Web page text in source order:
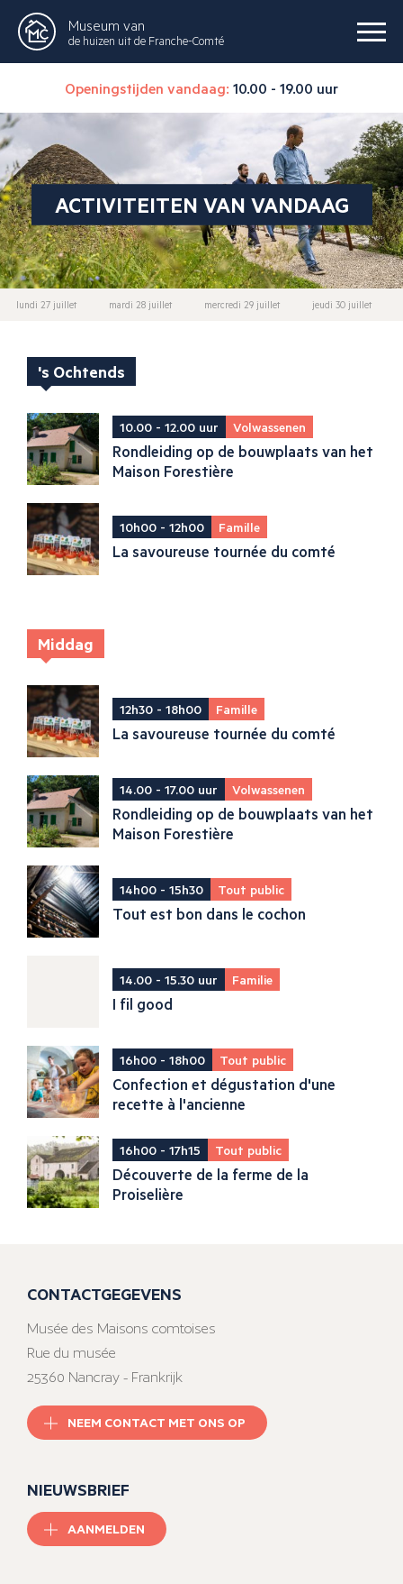
Museum van
de huizen uit de Franche-Comté
Openingstijden vandaag: 10.00 - 19.00 uur
ACTIVITEITEN VAN VANDAAG
lundi 27 juillet mardi 28 juillet mercredi 29 juillet jeudi 30 juillet
's Ochtends
10.00 - 12.00 uur Volwassenen
Rondleiding op de bouwplaats van het
Maison Forestière
10h00 - 12h00 Famille
La savoureuse tournée du comté
Middag
12h30 - 18h00 Famille
La savoureuse tournée du comté
14.00 - 17.00 uur Volwassenen
Rondleiding op de bouwplaats van het
Maison Forestière
14h00 - 15h30 Tout public
Tout est bon dans le cochon
14.00 - 15.30 uur Familie
I fil good
16h00 - 18h00 Tout public
Confection et dégustation d'une
recette à l'ancienne
16h00 - 17h15 Tout public
Découverte de la ferme de la
Proiselière
CONTACTGEGEVENS
Musée des Maisons comtoises
Rue du musée
25360 Nancray - Frankrijk
NEEM CONTACT MET ONS OP
NIEUWSBRIEF
AANMELDEN